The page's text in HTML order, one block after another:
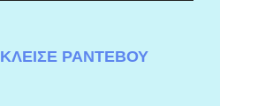
ΚΛΕΙΣΕ ΡΑΝΤΕΒΟΥ